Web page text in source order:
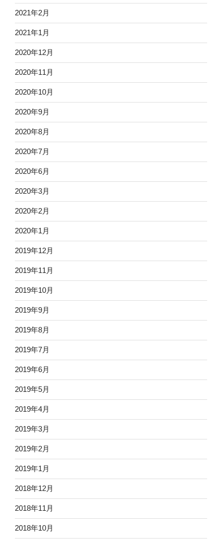
2021年2月
2021年1月
2020年12月
2020年11月
2020年10月
2020年9月
2020年8月
2020年7月
2020年6月
2020年3月
2020年2月
2020年1月
2019年12月
2019年11月
2019年10月
2019年9月
2019年8月
2019年7月
2019年6月
2019年5月
2019年4月
2019年3月
2019年2月
2019年1月
2018年12月
2018年11月
2018年10月